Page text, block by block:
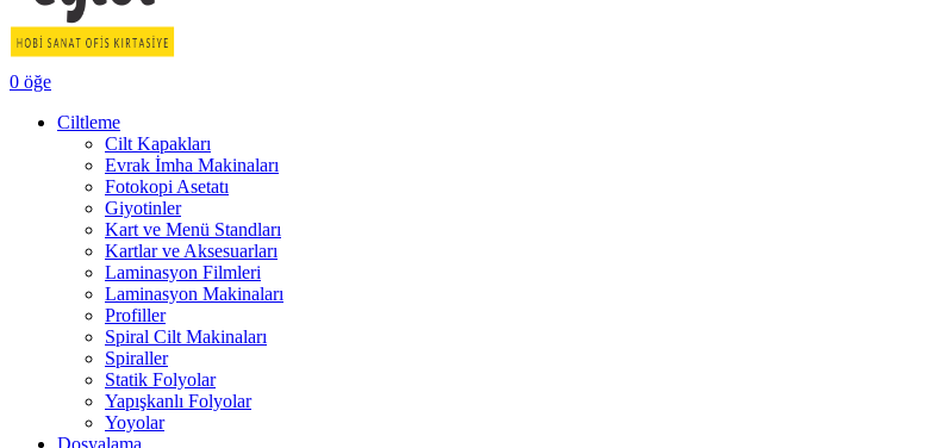
0 öğe
Ciltleme
Cilt Kapakları
Evrak İmha Makinaları
Fotokopi Asetatı
Giyotinler
Kart ve Menü Standları
Kartlar ve Aksesuarları
Laminasyon Filmleri
Laminasyon Makinaları
Profiller
Spiral Cilt Makinaları
Spiraller
Statik Folyolar
Yapışkanlı Folyolar
Yoyolar
Dosyalama